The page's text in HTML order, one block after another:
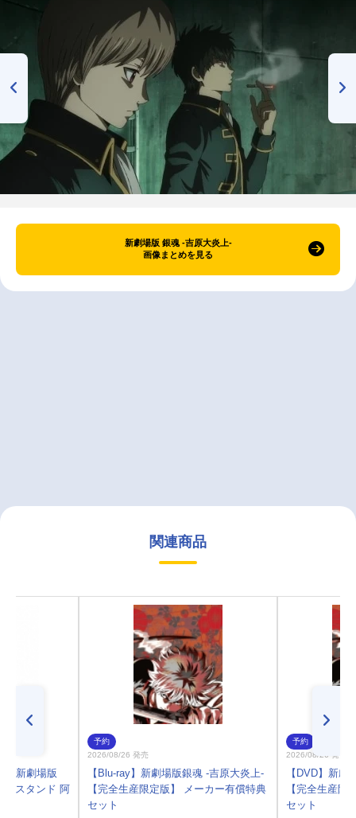
新劇場版 銀魂 -吉原大炎上-
画像まとめを見る
関連商品
】新劇場版
ルスタンド 阿
予約
2026/08/26 発売
【Blu-ray】新劇場版銀魂 -吉原大炎上-
【完全生産限定版】 メーカー有償特典
セット
予約
2026/08/26 発売
【DVD】新劇
【完全生産限
セット